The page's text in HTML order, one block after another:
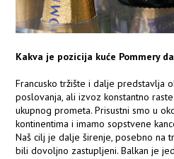
Kakva je pozicija kuće Pommery
Francusko tržište i dalje predstavlja
poslovanja, ali izvoz konstantno
ukupnog prometa. Prisustni smo u
kontinentima i imamo sopstvene
Naš cilj je dalje širenje, posebno na
bili dovoljno zastupljeni. Balkan je